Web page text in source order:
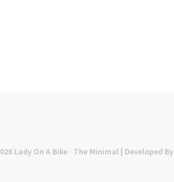
Lady On A Bike · The Minimal | Developed By